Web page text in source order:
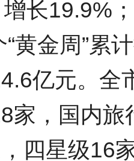
长19.9%
黄金周”累
亿元。全
家，国内
四星级16